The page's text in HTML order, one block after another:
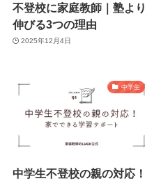
不登校に家庭教師｜塾より
伸びる3つの理由
2025年12月4日
中学生
中学生不登校の親の対応！